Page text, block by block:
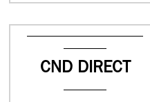
CND DIRECT